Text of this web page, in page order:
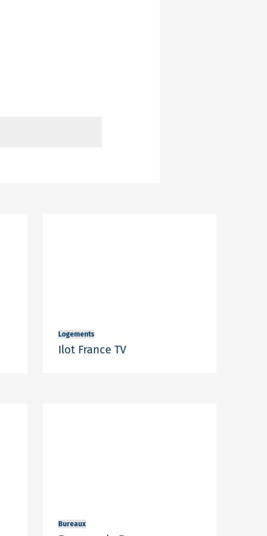
Logements
Ilot France TV
Bureaux